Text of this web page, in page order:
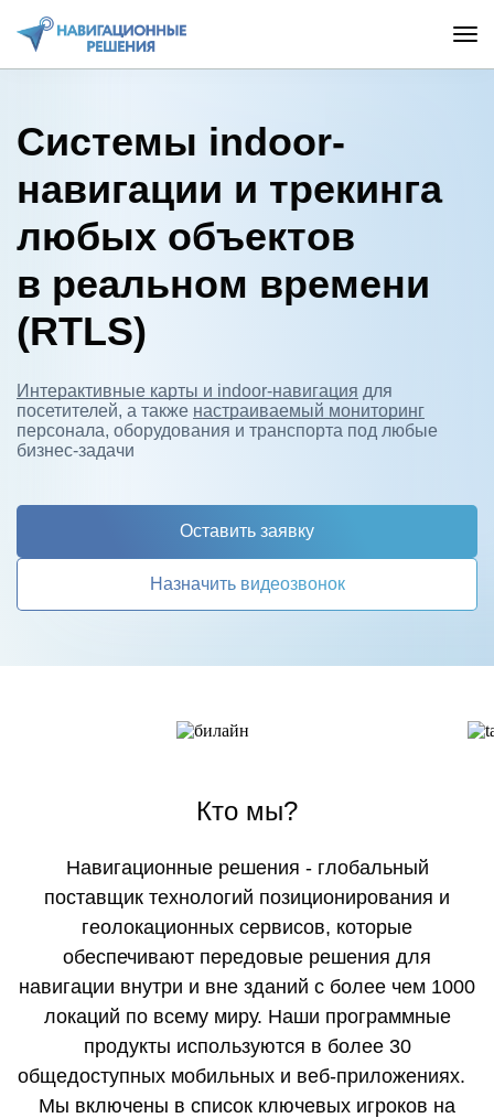
Системы indoor-
навигации и трекинга
любых объектов
в реальном времени
(RTLS)
Интерактивные карты и indoor-навигация для
посетителей, а также настраиваемый мониторинг
персонала, оборудования и транспорта под любые
бизнес-задачи
Оставить заявку
Назначить видеозвонок
Кто мы?
Навигационные решения - глобальный
поставщик технологий позиционирования и
геолокационных сервисов, которые
обеспечивают передовые решения для
навигации внутри и вне зданий с более чем 1000
локаций по всему миру. Наши программные
продукты используются в более 30
общедоступных мобильных и веб-приложениях.
Мы включены в список ключевых игроков на